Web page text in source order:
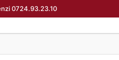
0724.93.23.10